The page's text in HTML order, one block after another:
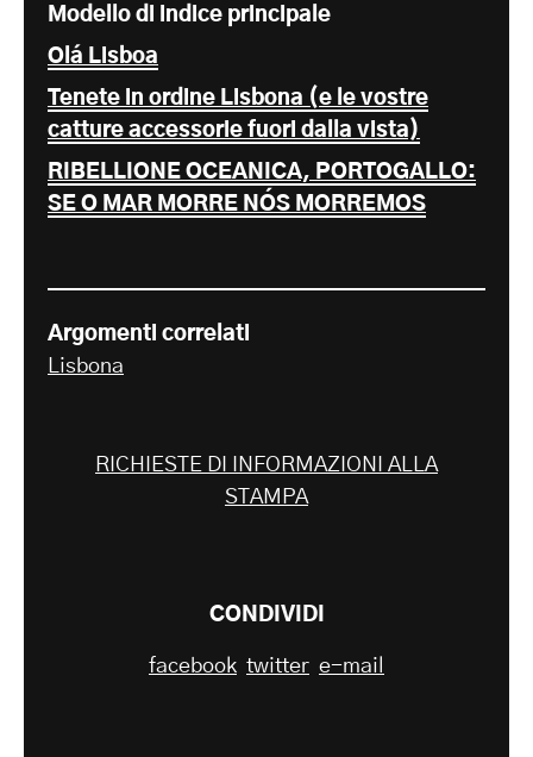
Modello di indice principale
Olá Lisboa
Tenete in ordine Lisbona (e le vostre
catture accessorie fuori dalla vista)
RIBELLIONE OCEANICA, PORTOGALLO:
SE O MAR MORRE NÓS MORREMOS
Argomenti correlati
Lisbona
RICHIESTE DI INFORMAZIONI ALLA
STAMPA
CONDIVIDI
facebook twitter e-mail